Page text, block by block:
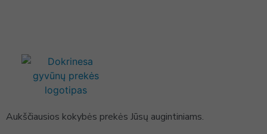
Aukščiausios kokybės prekės Jūsų augintiniams.